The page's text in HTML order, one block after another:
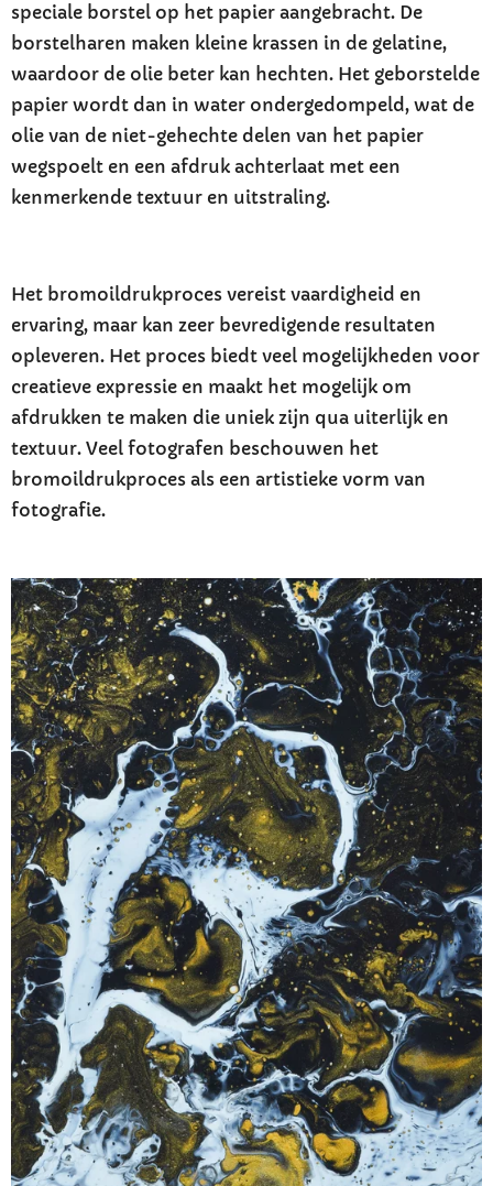
speciale borstel op het papier aangebracht. De
borstelharen maken kleine krassen in de gelatine,
waardoor de olie beter kan hechten. Het geborstelde
papier wordt dan in water ondergedompeld, wat de
olie van de niet-gehechte delen van het papier
wegspoelt en een afdruk achterlaat met een
kenmerkende textuur en uitstraling.
Het bromoildrukproces vereist vaardigheid en
ervaring, maar kan zeer bevredigende resultaten
opleveren. Het proces biedt veel mogelijkheden voor
creatieve expressie en maakt het mogelijk om
afdrukken te maken die uniek zijn qua uiterlijk en
textuur. Veel fotografen beschouwen het
bromoildrukproces als een artistieke vorm van
fotografie.